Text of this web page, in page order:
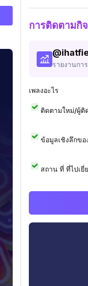
การติดตามกิ
@
รายงานกา
เพลงอะไร
ติดตามใหม่/ผู้ติ
ข้อมูลเชิงลึกขอ
สถาน ที่ ที่ไปเ